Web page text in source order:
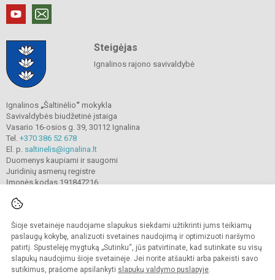
Šioje svetainėje naudojame slapukus siekdami užtikrinti jums teikiamų
paslaugų kokybę, analizuoti svetainės naudojimą ir optimizuoti naršymo
patirtį. Spustelėję mygtuką „Sutinku“, jūs patvirtinate, kad sutinkate su visų
slapukų naudojimu šioje svetainėje. Jei norite atšaukti arba pakeisti savo
sutikimus, prašome apsilankyti slapukų valdymo puslapyje.
Steigėjas
Ignalinos rajono savivaldybė
Ignalinos „Šaltinėlio“ mokykla
Savivaldybės biudžetinė įstaiga
Vasario 16-osios g. 39, 30112 Ignalina
Tel. +370 386 52 678
El. p. saltinelis@ignalina.lt
Duomenys kaupiami ir saugomi
Juridinių asmenų registre
Įmonės kodas 191847216
© 2022. Ignalinos„Šaltinėlio “mokykla. Visos teisės saugomos.
Kopijuoti turinį be raštiško gimnazijos sutikimo griežtai draudžiama.
Prieinamumo paraiška Slapukų valdymas
Sumanus būdas atnaujinti